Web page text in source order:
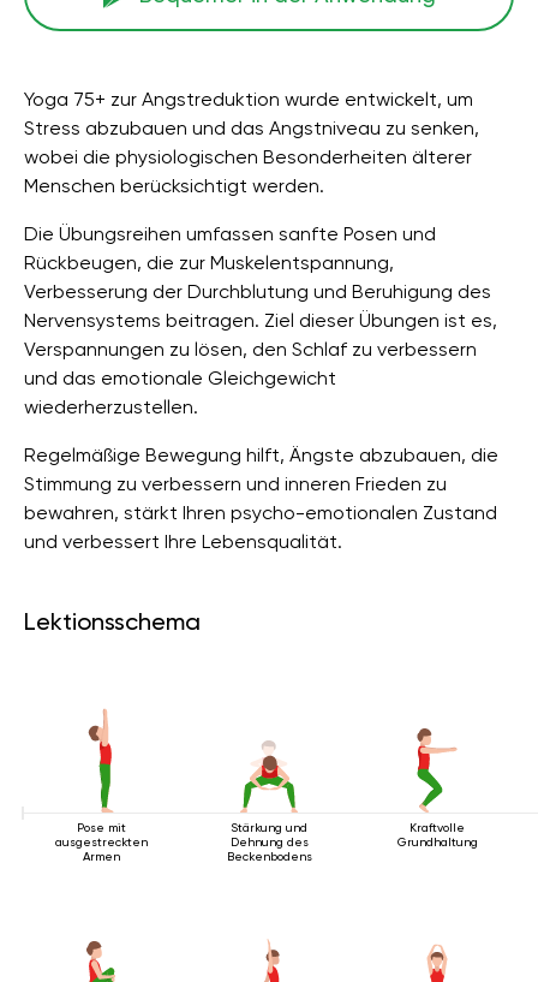
Yoga 75+ zur Angstreduktion wurde entwickelt, um
Stress abzubauen und das Angstniveau zu senken,
wobei die physiologischen Besonderheiten älterer
Menschen berücksichtigt werden.
Die Übungsreihen umfassen sanfte Posen und
Rückbeugen, die zur Muskelentspannung,
Verbesserung der Durchblutung und Beruhigung des
Nervensystems beitragen. Ziel dieser Übungen ist es,
Verspannungen zu lösen, den Schlaf zu verbessern
und das emotionale Gleichgewicht
wiederherzustellen.
Regelmäßige Bewegung hilft, Ängste abzubauen, die
Stimmung zu verbessern und inneren Frieden zu
bewahren, stärkt Ihren psycho-emotionalen Zustand
und verbessert Ihre Lebensqualität.
Lektionsschema
Pose mit
ausgestreckten
Armen
Stärkung und
Dehnung des
Beckenbodens
Kraftvolle
Grundhaltung